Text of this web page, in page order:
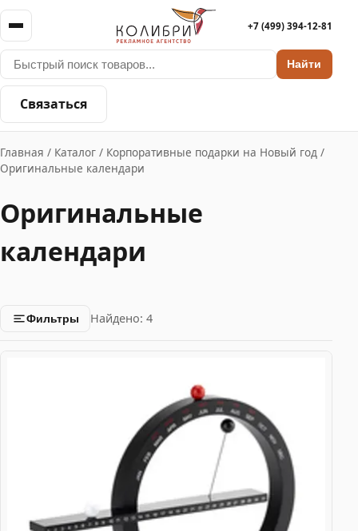
Найти
+7 (499) 394-12-81
Связаться
Главная / Каталог / Корпоративные подарки на Новый год /
Оригинальные календари
Оригинальные
календари
Фильтры Найдено: 4